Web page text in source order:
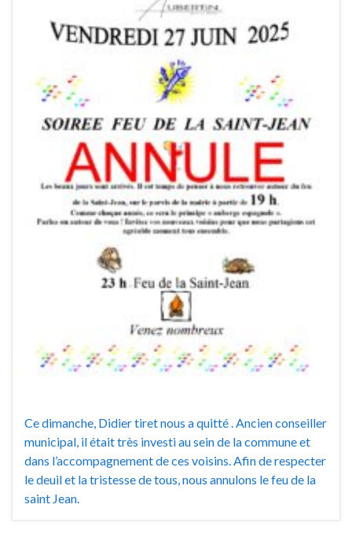
Ce dimanche, Didier tiret nous a quitté . Ancien conseiller
municipal, il était très investi au sein de la commune et
dans l’accompagnement de ces voisins. Afin de respecter
le deuil et la tristesse de tous, nous annulons le feu de la
saint Jean.